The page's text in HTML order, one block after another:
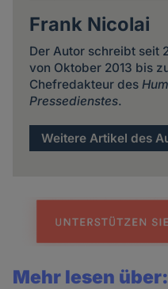
Frank Nicolai
Der Autor schreibt seit
von Oktober 2013 bis
Chefredakteur des
Pressedienstes.
Weitere Artikel des
Mehr lesen über: